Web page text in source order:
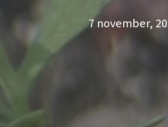
7 november,